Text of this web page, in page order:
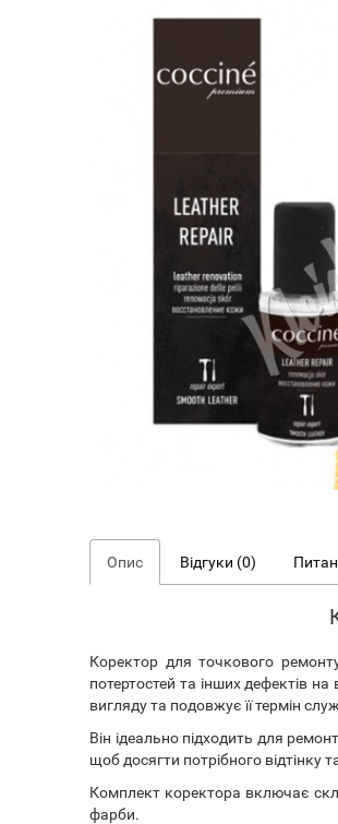
Опис Відгуки (0)
Коректор для точкового
потертостей та інших дефектів
вигляду та подовжує її термін
Він ідеально підходить для
щоб досягти потрібного
Комплект коректора включає
фарби.